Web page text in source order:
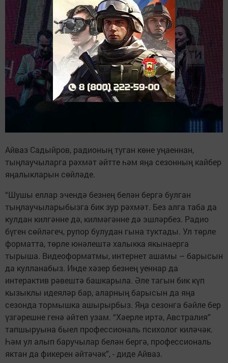
Айваз Садыйров, радионың туган көне уңаеннан,
тыңлаучыларга рәхмәт әйтте һәм яңа сезонның кайбер
яңалыкларын сөйләде.
“Шушы еллар эчендә безнең белән бергә булган
тыңлаучыларыбызга бик зур рәхмәт. Без алга таба да
кулдан килгәнне дә, килмәгәнне дә эшләрбез. Радио
бүген сөйләгеч, рупор булудан гына туктады. Ул төрле
форматта, төрле юнәлештә халыкка якынаерга
тырыша. Видеоформатмы, интернет ашамы – барысын
да кулланабыз. Инде хәзер безнең уеннар да
интерактив рәвештә башкарыла. Әле тагын бик күп
кызыклы идеяләр бар, аларның барысын да яңа
сезонда тормышка ашырырбыз. Яңа сезонга бәйле бер
үзгәрешне генә әйтеп узам. “Хәерле иртә, Австралия”
тапшыруына быел профессиональ психолог киләчәк.
Һәм ул алып баручылар белән бергә, профессиональ
яктан да фикерен әйтәчәк”, - диде Айваз.